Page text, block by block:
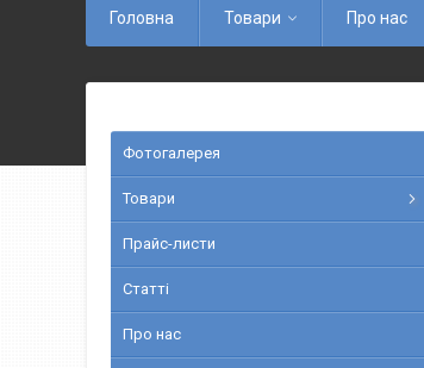
Головна Товари Про нас
Фотогалерея
Товари
Прайс-листи
Статті
Про нас